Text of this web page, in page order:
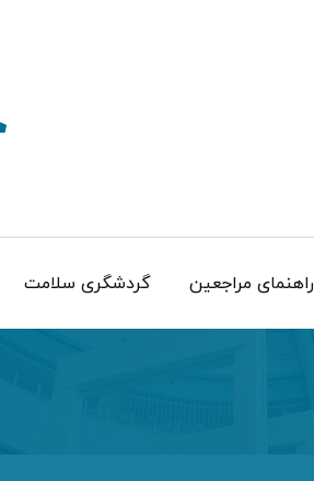
راهنمای مراجعین گردشگری سلامت